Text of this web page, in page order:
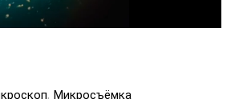
, Микросъёмка